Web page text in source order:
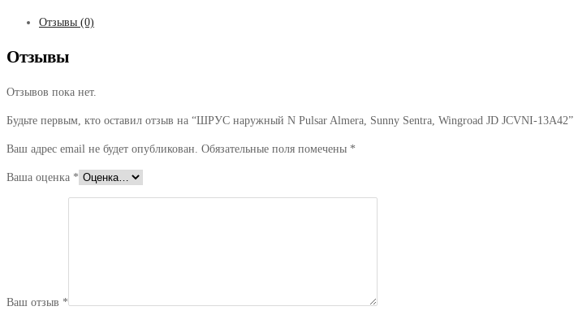
Отзывы (0)
Отзывы
Отзывов пока нет.
Будьте первым, кто оставил отзыв на “ШРУС наружный N Pulsar Almera, Sunny Sentra, Wingroad JD JCVNI-13A42”
Ваш адрес email не будет опубликован. Обязательные поля помечены *
Ваша оценка *
Ваш отзыв *